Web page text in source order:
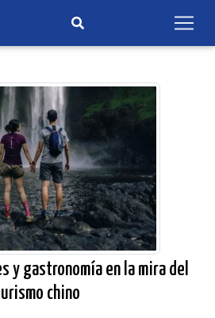
y gastronomía en la mira del
chino